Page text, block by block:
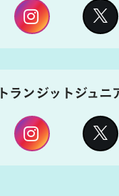
トランジットジュニ